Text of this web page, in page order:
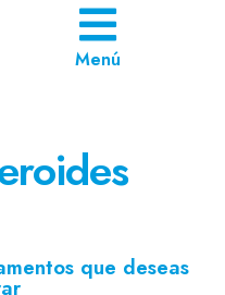
Menú
que deseas